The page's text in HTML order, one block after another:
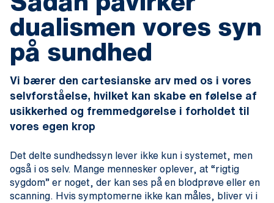
dualismen vores syn
på sundhed
Vi bærer den cartesianske arv med os i vores
selvforståelse, hvilket kan skabe en følelse af
usikkerhed og fremmedgørelse i forholdet til
vores egen krop
Det delte sundhedssyn lever ikke kun i systemet, men
også i os selv. Mange mennesker oplever, at “rigtig
sygdom” er noget, der kan ses på en blodprøve eller en
scanning. Hvis symptomerne ikke kan måles, bliver vi i